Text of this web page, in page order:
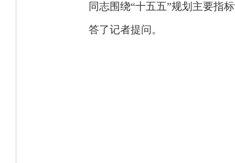
同志围绕“十五五”规划主要指
答了记者提问。